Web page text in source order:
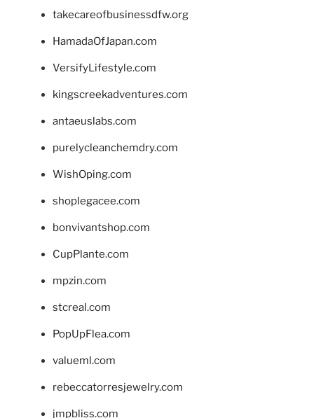
takecareofbusinessdfw.org
HamadaOfJapan.com
VersifyLifestyle.com
kingscreekadventures.com
antaeuslabs.com
purelycleanchemdry.com
WishOping.com
shoplegacee.com
bonvivantshop.com
CupPlante.com
mpzin.com
stcreal.com
PopUpFlea.com
valueml.com
rebeccatorresjewelry.com
jmpbliss.com